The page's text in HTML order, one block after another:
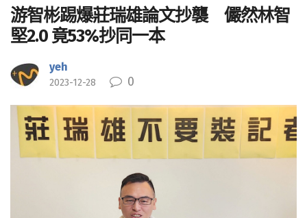
游智彬踢爆莊瑞雄論文抄襲 儼然林智
堅2.0 竟53%抄同一本
yeh
2023-12-28 0